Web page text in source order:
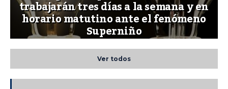
trabajarán tres días a la semana y en
horario matutino ante el fenómeno
Superniño
Ver todos